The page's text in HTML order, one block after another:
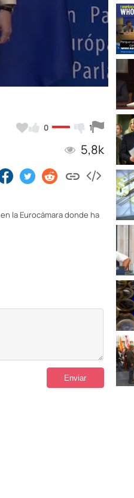
0 1
5,8k
la Eurocámara donde ha